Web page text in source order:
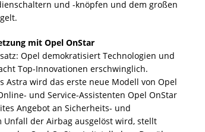
und -knöpfen und dem großen
mit Opel OnStar
Opel demokratisiert Technologien und
Top-Innovationen erschwinglich.
Astra wird das erste neue Modell von Opel
und Service-Assistenten Opel OnStar
Angebot an Sicherheits- und
der Airbag ausgelöst wird, stellt